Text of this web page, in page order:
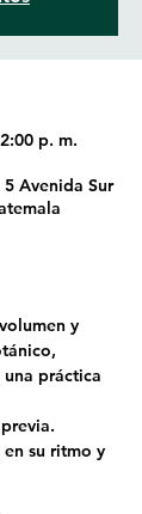
p. m.
Avenida Sur
y
práctica
su ritmo y